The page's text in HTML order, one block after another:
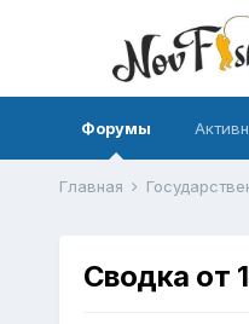
Форумы
Главная
Сводка от